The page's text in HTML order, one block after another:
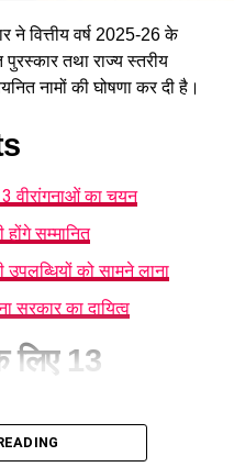
वित्तीय वर्ष 2025-26 के
पुरस्कार तथा राज्य स्तरीय
नामों की घोषणा कर दी है।
वीरांगनाओं का चयन
सम्मानित
को सामने लाना
सरकार का दायित्व
लिए 13
की ओर से जारी सूची के